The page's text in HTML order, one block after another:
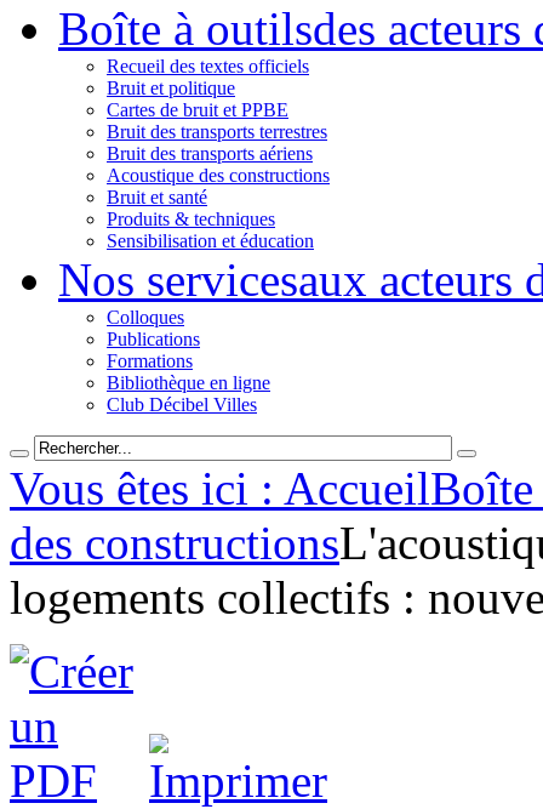
Boîte à outilsdes
Recueil des textes officiels
Bruit et politique
Cartes de bruit et PPBE
Bruit des transports terrestres
Bruit des transports aériens
Acoustique des constructions
Bruit et santé
Produits & techniques
Sensibilisation et éducation
Nos servicesaux acteurs
Colloques
Publications
Formations
Bibliothèque en ligne
Club Décibel Villes
Vous êtes ici : Accueil
des constructions
logements collectifs :